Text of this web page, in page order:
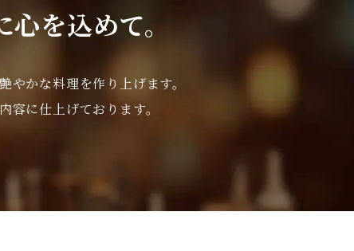
を込めて。
やかな料理を作り上げます。
容に仕上げております。